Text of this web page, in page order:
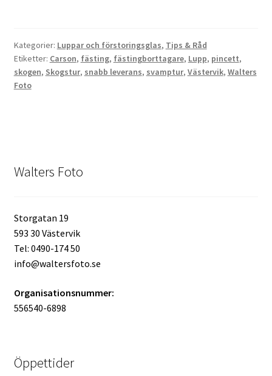
Övriga objektivtillbehör & filter
Handkikare
Step-ringar
Minneskort
USB-minne / Hårddisk
Förvaring
Batterier för Canon
Kategorier: Luppar och förstoringsglas, Tips & Råd
Etiketter: Carson, fästing, fästingborttagare, Lupp, pincett,
skogen, Skogstur, snabb leverans, svamptur, Västervik, Walters
Foto
Walters Foto
Storgatan 19
593 30 Västervik
Tel: 0490-174 50
info@waltersfoto.se
Organisationsnummer:
556540-6898
Öppettider